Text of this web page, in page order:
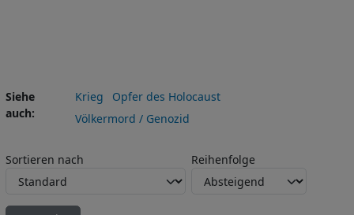
Siehe
auch
Krieg
Opfer des Holocaust
Völkermord / Genozid
Sortieren nach Reihenfolge